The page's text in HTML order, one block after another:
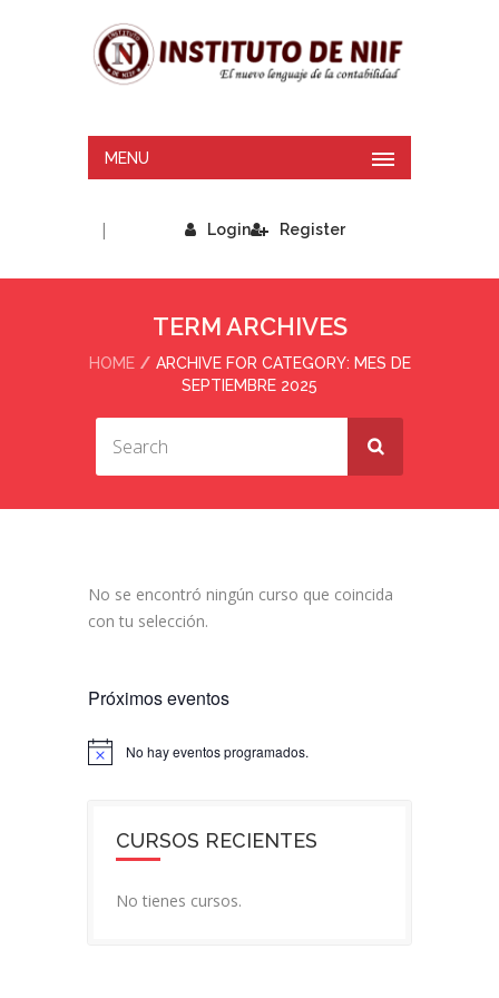
MENU
Login
| Register
TERM ARCHIVES
HOME
ARCHIVE FOR CATEGORY: MES DE
SEPTIEMBRE 2025
No se encontró ningún curso que coincida
con tu selección.
Próximos eventos
Aviso No hay eventos programados.
CURSOS RECIENTES
No tienes cursos.